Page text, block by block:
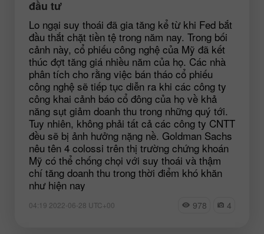
đầu tư
Lo ngại suy thoái đã gia tăng kể từ khi Fed bắt
đầu thắt chặt tiền tệ trong năm nay. Trong bối
cảnh này, cổ phiếu công nghệ của Mỹ đã kết
thúc đợt tăng giá nhiều năm của họ. Các nhà
phân tích cho rằng việc bán tháo cổ phiếu
công nghệ sẽ tiếp tục diễn ra khi các công ty
công khai cảnh báo cổ đông của họ về khả
năng sụt giảm doanh thu trong những quý tới.
Tuy nhiên, không phải tất cả các công ty CNTT
đều sẽ bị ảnh hưởng nặng nề. Goldman Sachs
nêu tên 4 colossi trên thị trường chứng khoán
Mỹ có thể chống chọi với suy thoái và thậm
chí tăng doanh thu trong thời điểm khó khăn
như hiện nay
04:19 2022-06-28 UTC+00 978 4